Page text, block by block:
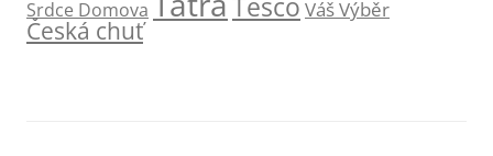
Srdce Domova Tesco Váš Výběr
Česká chuť